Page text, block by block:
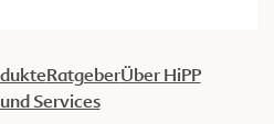
RatgeberÜber HiPP
Services